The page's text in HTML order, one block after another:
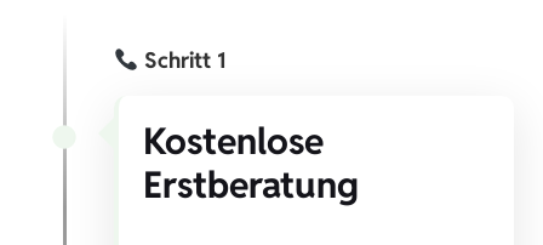
Schritt 1
Kostenlose
Erstberatung